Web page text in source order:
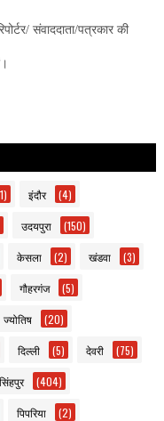
संवाददाता/पत्रकार की
इंदौर (4)
उदयपुरा (150)
केसला (2) खंडवा (3)
गौहरगंज (5)
ज्योतिष (20)
दिल्ली (5) देवरी (75)
(404)
पिपरिया (2)